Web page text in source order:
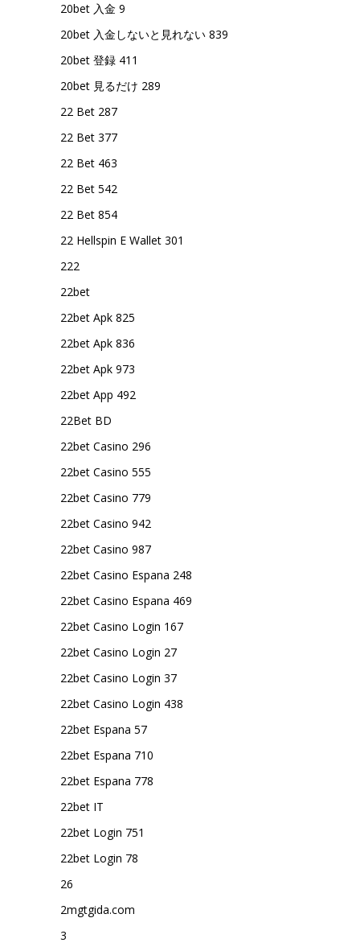
20bet 入金 9
20bet 入金しないと見れない 839
20bet 登録 411
20bet 見るだけ 289
22 Bet 287
22 Bet 377
22 Bet 463
22 Bet 542
22 Bet 854
22 Hellspin E Wallet 301
222
22bet
22bet Apk 825
22bet Apk 836
22bet Apk 973
22bet App 492
22Bet BD
22bet Casino 296
22bet Casino 555
22bet Casino 779
22bet Casino 942
22bet Casino 987
22bet Casino Espana 248
22bet Casino Espana 469
22bet Casino Login 167
22bet Casino Login 27
22bet Casino Login 37
22bet Casino Login 438
22bet Espana 57
22bet Espana 710
22bet Espana 778
22bet IT
22bet Login 751
22bet Login 78
26
2mgtgida.com
3